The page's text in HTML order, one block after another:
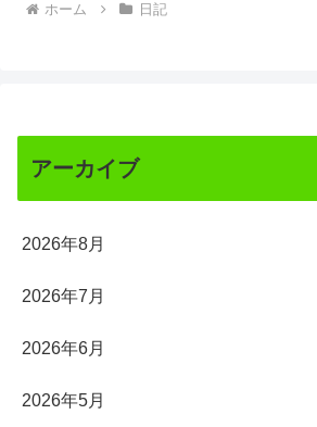
ホーム 日記
アーカイブ
2026年8月
2026年7月
2026年6月
2026年5月